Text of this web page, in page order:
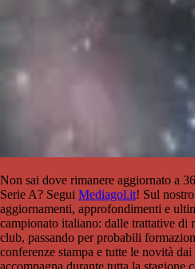
Non sai dove rimanere aggiornato a
Serie A? Segui Mediagol.it! Sul
aggiornamenti, approfondimenti e
campionato italiano: dalle trattative di
club, passando per probabili
conferenze stampa e tutte le novità dai